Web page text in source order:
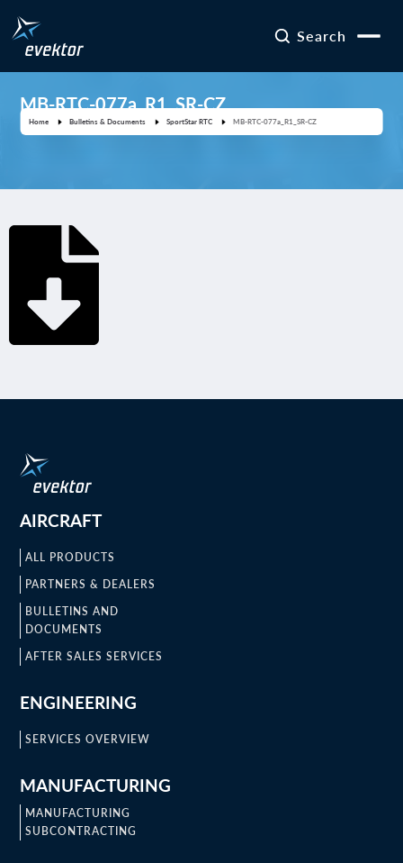
Search
MB-RTC-077a_R1_SR-CZ
Home Bulletins & Documents SportStar RTC MB-RTC-077a_R1_SR-CZ
AIRCRAFT
ALL PRODUCTS
PARTNERS & DEALERS
BULLETINS AND
DOCUMENTS
AFTER SALES SERVICES
ENGINEERING
SERVICES OVERVIEW
MANUFACTURING
MANUFACTURING
SUBCONTRACTING